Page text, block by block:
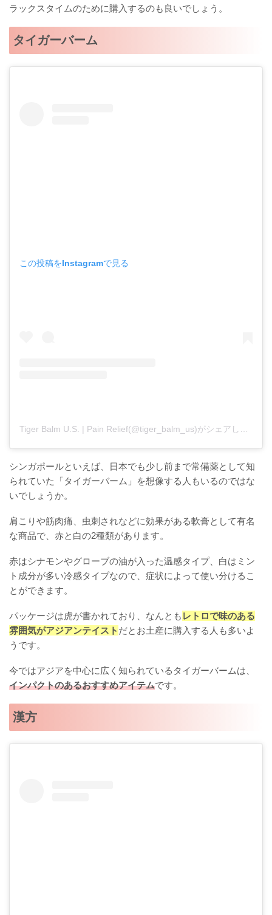
ラックスタイムのために購入するのも良いでしょう。
タイガーバーム
この投稿をInstagramで見る
シンガポールといえば、日本でも少し前まで常備薬として知
られていた「タイガーバーム」を想像する人もいるのではな
いでしょうか。
肩こりや筋肉痛、虫刺されなどに効果がある軟膏として有名
な商品で、赤と白の2種類があります。
赤はシナモンやグローブの油が入った温感タイプ、白はミン
ト成分が多い冷感タイプなので、症状によって使い分けるこ
とができます。
パッケージは虎が書かれており、なんとも レトロで味のある
雰囲気がアジアンテイスト だとお土産に購入する人も多いよ
うです。
今ではアジアを中心に広く知られているタイガーバームは、
インパクトのあるおすすめアイテムです。
漢方